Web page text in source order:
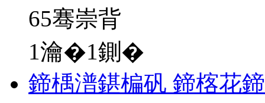
65骞崇背
1瀹�1鍘�
鍗楀潽鍖楄矾 鍗楁花